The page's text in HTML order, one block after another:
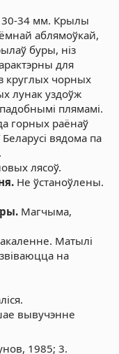
34 мм. Крылы
аблямоўкай,
буры, ніз
для
круглых чорных
лунак уздоўж
плямамі.
горных раёнаў
вядома па
лясоў.
Не ўстаноўлены.
Магчыма,
Матылі
на
вывучэнне
1985; 3.